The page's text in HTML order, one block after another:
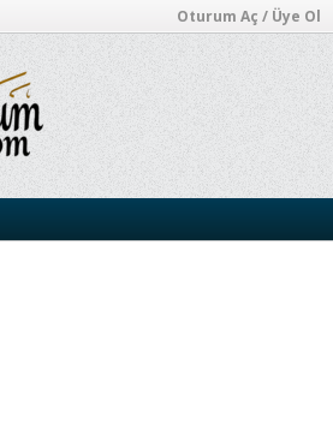
Oturum Aç / Üye Ol